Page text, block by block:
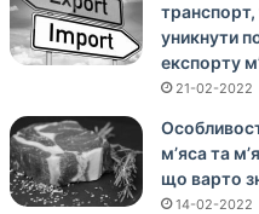
уникнути
експорту
21-02-2022
м’яса та
що варто
14-02-2022